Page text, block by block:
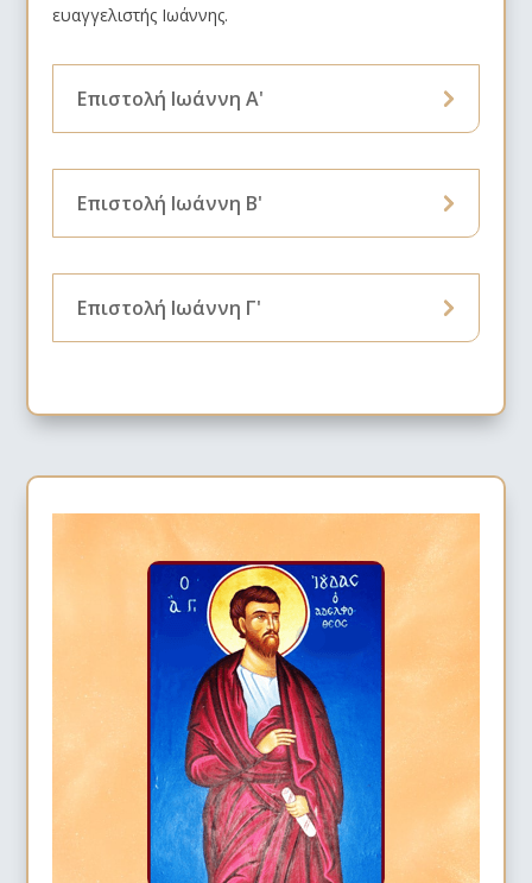
ευαγγελιστής Ιωάννης.
Επιστολή Ιωάννη Α'
Επιστολή Ιωάννη Β'
Επιστολή Ιωάννη Γ'